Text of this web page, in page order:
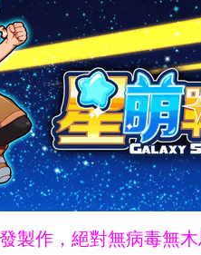
製作，絕對無病毒無